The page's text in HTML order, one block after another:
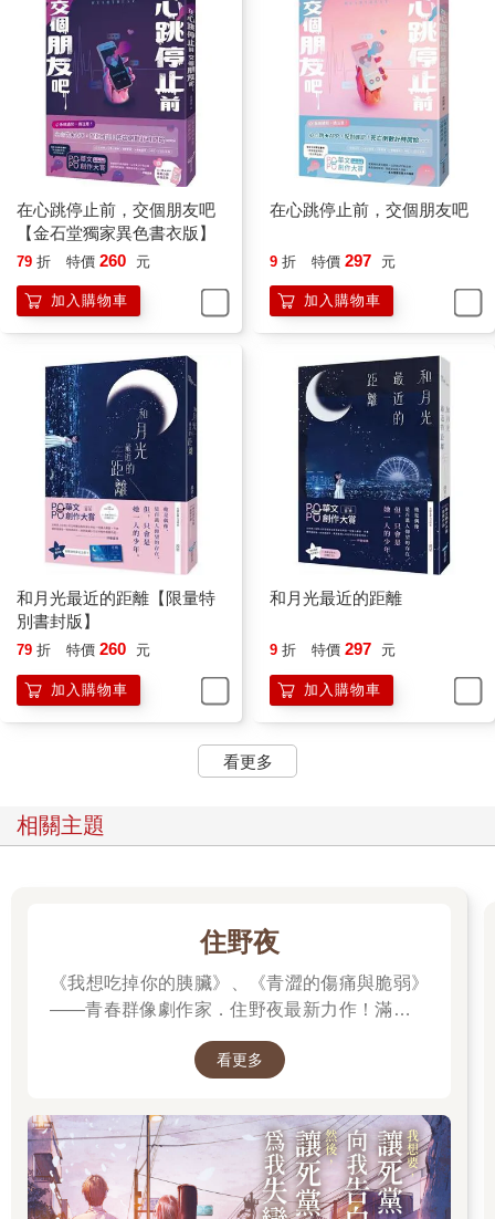
四年前，身為政府軍不敗傳說的余左思辭去所有實質職務，卸下
軍袍，淡出鬥爭的圈子，轉而任職這所深山監獄的典獄長。
大家都說余左思不行了，掌管政局的還得是舊軍閥總統段有平。
對此齊故淵曾半信半疑，畢竟余左思退出政壇前沒有絲毫頹勢，
反而如日中天，首府上下誰敢不聽她的話？連段有平做事都得看
她臉色。
現在看來，那根本就是道聽途說，這樣的氣場、這樣的一個人，
怎麼可能會因為被鬥垮而落荒而逃？
齊故淵嚥了下口水，「余上將真的是被總統鬥垮才來這的？」
「敢問我這個問題的人不少，但答案早就在你們心裡了。」余左
思瞇起雙眼，以指節摩娑下唇，忽然勾起一抹笑，「試圖激怒
提。」
她不帶表情迎上余左思視線，「什麼偽裝──」
「妳加入革新會五年，我一直沒聽過妳的名字，妳卻在這一年內
突然變高調，甚至加入前線行動。直到犯了錯，誤傷平民，又突
然消聲匿跡。」
一陣寒意沿著脊椎爬上後腦，緊緊攫住齊故淵後頸。
余左思說得完全正確，然而她不該知道這些細節，頂多只能看到
自己在行動中冒出頭，又突然消失蹤影……還是說她只靠這點線
索就能猜透自己，怎麼可能？
「沉寂了一個月後，妳帶領一小票反抗軍試圖占領教團棄守的小
基地，這場糟糕的行動直接導致妳出現在這。
「那個小地方可沒有讓人冒險的價值，妳之所以會去搶占那，是
因為妳知道，軍方的人已經準備好接手。在這種情況下出手的唯
一下場，只有成為階下囚。被抓之後妳又承認了更多罪名，一項
一項，讓妳的刑期愈來愈重，最後被分配到最高等級監獄。
想進來，更以為自己還出得去。
「妳，想從我這裡拿走什麼？」余左思微笑著，唇齒輕輕開闔。
她被這個初次見面的人看透了，從裡到外，每條經脈與思路都在
同於默認，而只要承認了自己有所圖，余左思便有充分的理由扣
下板機。
持續觀察著教團的一舉一動。妳了解教團，了解他們之中每一個
具有影響力的人。這就是妳不曾輸過的原因，但我沒有卷宗、沒
有紀錄，妳不了解我。」
說出口的瞬間，齊故淵又想到那張陽光般和煦的臉龐，如果讓陳
叛徒出賣自己，她將死無葬身之地。
她想著陳柔，心底又燃起憤恨不平的怒火，而這樣的情緒取代了
余左思深沉的臉孔笑意更濃，「現在的小朋友，真是愈來愈厲害
了。」
余左思從頭到尾都是那麼輕鬆，齊故淵覺得自己根本入不了她眼
裡。
在心跳停止前，交個朋友吧
【金石堂獨家異色書衣版】
79 折 特價 260 元
加入購物車
在心跳停止前，交個朋友吧
9 折 特價 297 元
加入購物車
和月光最近的距離【限量特
別書封版】
79 折 特價 260 元
加入購物車
和月光最近的距離
9 折 特價 297 元
加入購物車
看更多
相關主題
住野夜
《我想吃掉你的胰臟》、《青澀的傷痛與脆弱》
——青春群像劇作家．住野夜最新力作！滿是錯
「重啟」小說！我想要，讓死黨向我告白。然
看更多